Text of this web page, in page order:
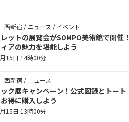
西新宿 / ニュース / イベント
ットの展覧会がSOMPO美術館で開催！
アの魅力を堪能しよう
15日 14時00分
西新宿 / ニュース
ク展キャンペーン！公式図録とトート
得に購入しよう
15日 13時00分